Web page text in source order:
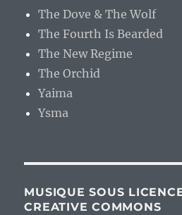
The Dove & The Wolf
The Fourth Is Bearded
The New Regime
The Orchid
Yaima
Ysma
MUSIQUE SOUS
CREATIVE COMMONS